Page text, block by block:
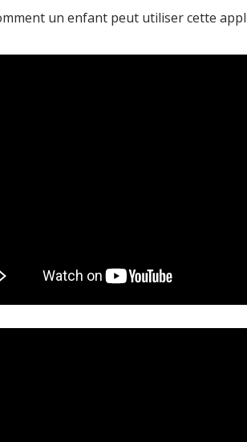
un enfant peut utiliser cette